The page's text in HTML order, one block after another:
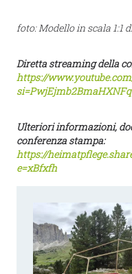
foto: Modello in scala 1:1
Diretta streaming della
https://
si=PwjEjmb2BmaHXNFq
Ulteriori informazioni,
conferenza stampa:
https://
e=xBfxfh